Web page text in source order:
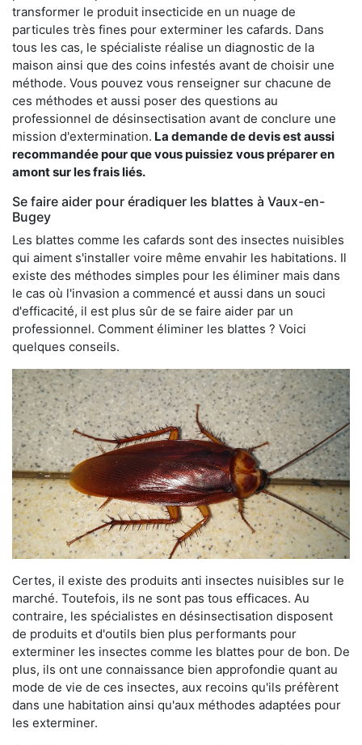
transformer le produit insecticide en un nuage de
particules très fines pour exterminer les cafards. Dans
tous les cas, le spécialiste réalise un diagnostic de la
maison ainsi que des coins infestés avant de choisir une
méthode. Vous pouvez vous renseigner sur chacune de
ces méthodes et aussi poser des questions au
professionnel de désinsectisation avant de conclure une
mission d'extermination. La demande de devis est aussi
recommandée pour que vous puissiez vous préparer en
amont sur les frais liés.
Se faire aider pour éradiquer les blattes à Vaux-en-
Bugey
Les blattes comme les cafards sont des insectes nuisibles
qui aiment s'installer voire même envahir les habitations. Il
existe des méthodes simples pour les éliminer mais dans
le cas où l'invasion a commencé et aussi dans un souci
d'efficacité, il est plus sûr de se faire aider par un
professionnel. Comment éliminer les blattes ? Voici
quelques conseils.
Certes, il existe des produits anti insectes nuisibles sur le
marché. Toutefois, ils ne sont pas tous efficaces. Au
contraire, les spécialistes en désinsectisation disposent
de produits et d'outils bien plus performants pour
exterminer les insectes comme les blattes pour de bon. De
plus, ils ont une connaissance bien approfondie quant au
mode de vie de ces insectes, aux recoins qu'ils préfèrent
dans une habitation ainsi qu'aux méthodes adaptées pour
les exterminer.